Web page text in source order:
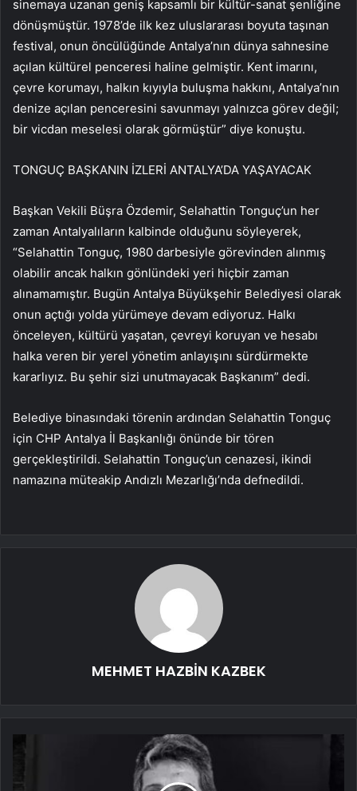
sinemaya uzanan geniş kapsamlı bir kültür-sanat şenliğine
dönüşmüştür. 1978’de ilk kez uluslararası boyuta taşınan
festival, onun öncülüğünde Antalya’nın dünya sahnesine
açılan kültürel penceresi haline gelmiştir. Kent imarını,
çevre korumayı, halkın kıyıyla buluşma hakkını, Antalya’nın
denize açılan penceresini savunmayı yalnızca görev değil;
bir vicdan meselesi olarak görmüştür” diye konuştu.
TONGUÇ BAŞKANIN İZLERİ ANTALYA’DA YAŞAYACAK
Başkan Vekili Büşra Özdemir, Selahattin Tonguç’un her
zaman Antalyalıların kalbinde olduğunu söyleyerek,
“Selahattin Tonguç, 1980 darbesiyle görevinden alınmış
olabilir ancak halkın gönlündeki yeri hiçbir zaman
alınamamıştır. Bugün Antalya Büyükşehir Belediyesi olarak
onun açtığı yolda yürümeye devam ediyoruz. Halkı
önceleyen, kültürü yaşatan, çevreyi koruyan ve hesabı
halka veren bir yerel yönetim anlayışını sürdürmekte
kararlıyız. Bu şehir sizi unutmayacak Başkanım” dedi.
Belediye binasındaki törenin ardından Selahattin Tonguç
için CHP Antalya İl Başkanlığı önünde bir tören
gerçekleştirildi. Selahattin Tonguç’un cenazesi, ikindi
namazına müteakip Andızlı Mezarlığı’nda defnedildi.
MEHMET HAZBİN KAZBEK